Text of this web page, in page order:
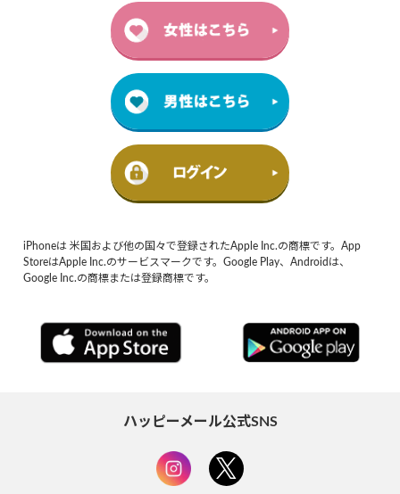
iPhoneは 米国および他の国々で登録されたApple Inc.の商標です。App
StoreはApple Inc.のサービスマークです。Google Play、Androidは、
Google Inc.の商標または登録商標です。
ハッピーメール公式SNS